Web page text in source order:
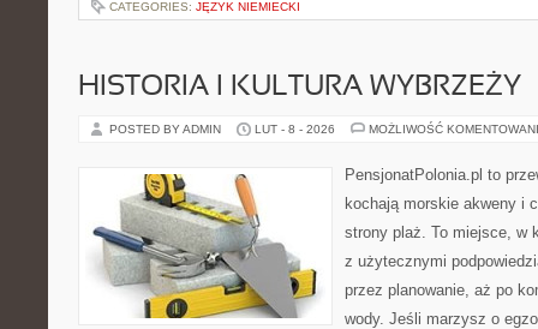
CATEGORIES: JĘZYK NIEMIECKI
HISTORIA I KULTURA WYBRZEŻY
POSTED BY ADMIN LUT - 8 - 2026 MOŻLIWOŚĆ
PensjonatPolonia.pl to
kochają morskie akweny i
strony plaż. To miejsce, w
z użytecznymi
przez planowanie, aż po
wody. Jeśli marzysz o